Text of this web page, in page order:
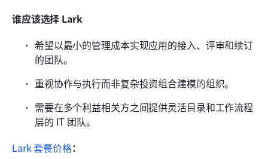
谁应该选择 Lark
希望以最小的管理成本实现应用的接入、评审和续订
的团队。
重视协作与执行而非复杂投资组合建模的组织。
需要在多个利益相关方之间提供灵活目录和工作流程
层的 IT 团队。
Lark 套餐价格：